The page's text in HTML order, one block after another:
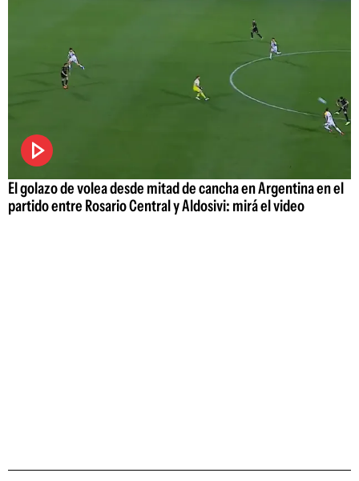
El golazo de volea desde mitad de cancha en Argentina en el
partido entre Rosario Central y Aldosivi: mirá el video